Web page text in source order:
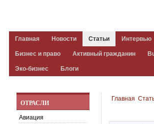
Главная Новости Статьи Интервью
Бизнес и право Активный гражданин
Эко-бизнес Блоги
Главная
ОТРАСЛИ
Авиация